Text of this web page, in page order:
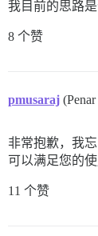
我目前的思路是
8 个赞
pmusaraj
非常抱歉，我
可以满足您的使
11 个赞